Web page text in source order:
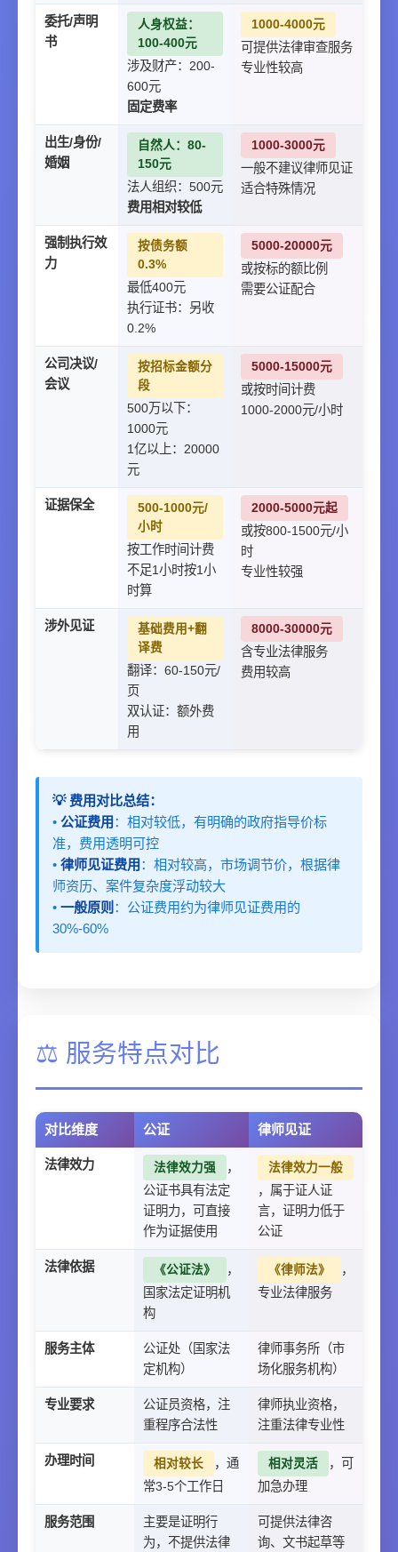
委托/声明
书
人身权益：
100-400元
涉及财产：200-
600元
固定费率
1000-4000元
可提供法律审查服务
专业性较高
出生/身份/
婚姻
自然人：80-
150元
法人组织：500元
费用相对较低
1000-3000元
一般不建议律师见证
适合特殊情况
强制执行效
力
按债务额
0.3%
最低400元
执行证书：另收
0.2%
5000-20000元
或按标的额比例
需要公证配合
公司决议/
会议
按招标金额分
段
500万以下：
1000元
1亿以上：20000
元
5000-15000元
或按时间计费
1000-2000元/小时
证据保全
500-1000元/
小时
按工作时间计费
不足1小时按1小
时算
2000-5000元起
或按800-1500元/小
时
专业性较强
涉外见证
基础费用+翻
译费
翻译：60-150元/
页
双认证：额外费
用
8000-30000元
含专业法律服务
费用较高
💡 费用对比总结：
• 公证费用 ：相对较低，有明确的政府指导价标
准，费用透明可控
• 律师见证费用 ：相对较高，市场调节价，根据律
师资历、案件复杂度浮动较大
• 一般原则 ：公证费用约为律师见证费用的
30%-60%
⚖️ 服务特点对比
对比维度 公证 律师见证
法律效力 法律效力强
，
公证书具有法定
证明力，可直接
作为证据使用
法律效力一般
，属于证人证
言，证明力低于
公证
法律依据 《公证法》
，
国家法定证明机
构
《律师法》
，
专业法律服务
服务主体
公证处（国家法
定机构）
律师事务所（市
场化服务机构）
专业要求
公证员资格，注
重程序合法性
律师执业资格，
注重法律专业性
办理时间 相对较长
，通
常3-5个工作日
相对灵活
，可
加急办理
服务范围
主要是证明行
为，不提供法律
可提供法律咨
询、文书起草等